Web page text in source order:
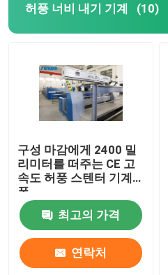
우리에 대하여
공장 여행
연락주세요
인용문을 요구하세요
직물 너비 내기 기계
허풍 너비 내기 기계 (10)
구성 마감에게 2400 밀
리미터를 떠주는 CE 고
속도 허풍 스텐터 기계
폭
최고의 가격
연락처